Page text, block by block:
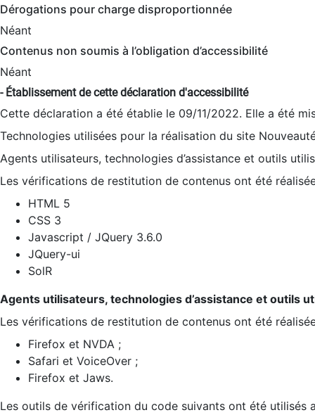
Dérogations pour charge disproportionnée
Néant
Contenus non soumis à l’obligation d’accessibilité
Néant
- Établissement de cette déclaration d'accessibilité
Cette déclaration a été établie le 09/11/2022. Elle a été
Technologies utilisées pour la réalisation du site
Agents utilisateurs, technologies d’assistance et outils
Les vérifications de restitution de contenus ont été
HTML 5
CSS 3
Javascript / JQuery 3.6.0
JQuery-ui
SolR
Agents utilisateurs, technologies d’assistance et outils
Les vérifications de restitution de contenus ont été
Firefox et NVDA ;
Safari et VoiceOver ;
Firefox et Jaws.
Les outils de vérification du code suivants ont été utilisés